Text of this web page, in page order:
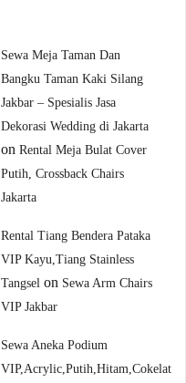
Sewa Meja Taman Dan
Bangku Taman Kaki Silang
Jakbar – Spesialis Jasa
Dekorasi Wedding di Jakarta
onRental Meja Bulat Cover
Putih, Crossback Chairs
Jakarta
Rental Tiang Bendera Pataka
VIP Kayu,Tiang Stainless
Tangsel on Sewa Arm Chairs
VIP Jakbar
Sewa Aneka Podium
VIP,Acrylic,Putih,Hitam,Cokelat